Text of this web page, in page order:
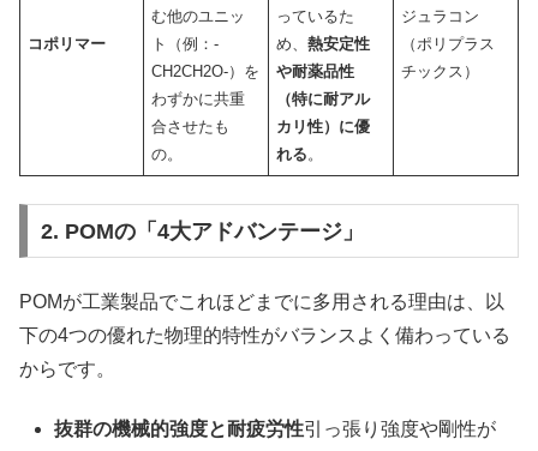
コポリマー
む他のユニッ
ト（例：-
CH2CH2O-）を
わずかに共重
合させたも
の。
っているた
め、熱安定性
や耐薬品性
（特に耐アル
カリ性）に優
れる。
ジュラコン
（ポリプラス
チックス）
2. POMの「4大アドバンテージ」
POMが工業製品でこれほどまでに多用される理由は、以
下の4つの優れた物理的特性がバランスよく備わっている
からです。
抜群の機械的強度と耐疲労性引っ張り強度や剛性が